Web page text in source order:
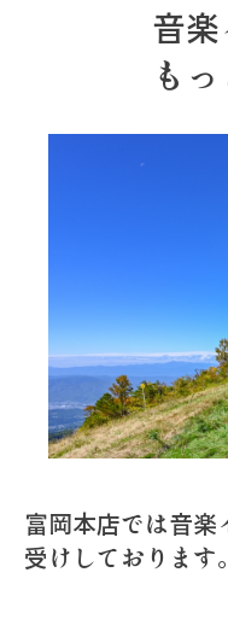
音
も
富岡本店では音
受けしております。